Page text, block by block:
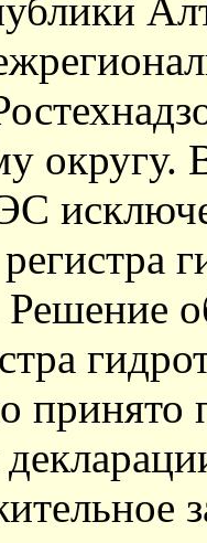
округу.
принято